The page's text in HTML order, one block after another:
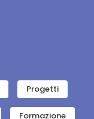
Progetti
Formazione